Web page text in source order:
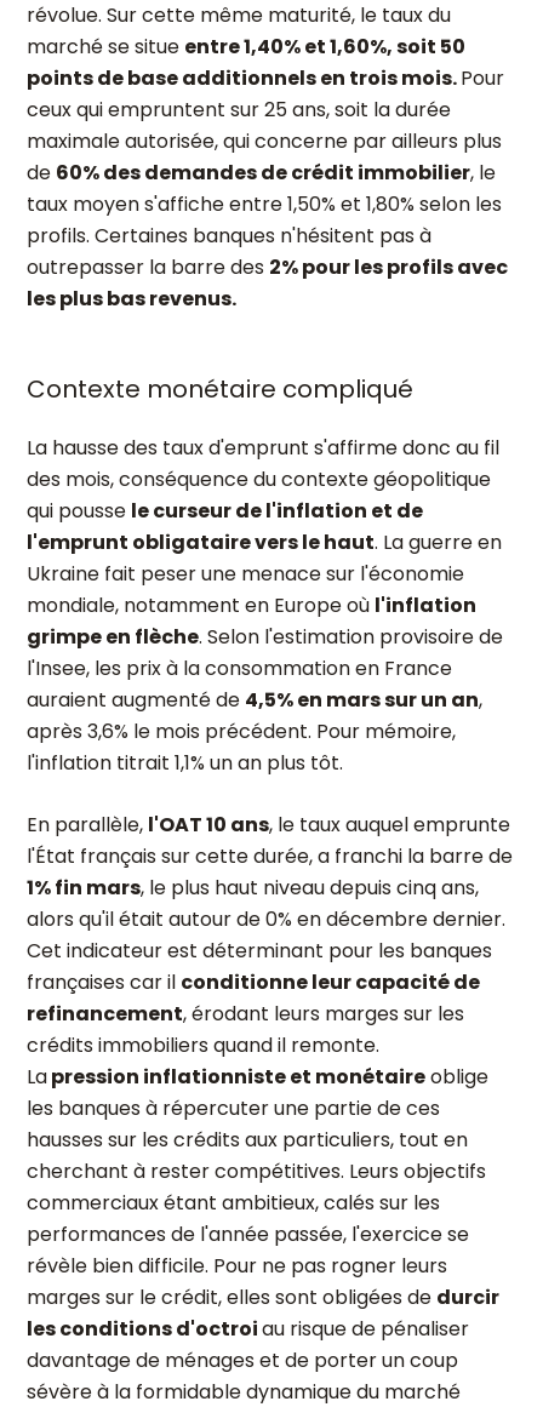
révolue. Sur cette même maturité, le taux du
marché se situe entre 1,40% et 1,60%, soit 50
points de base additionnels en trois mois.Pour
ceux qui empruntent sur 25 ans, soit la durée
maximale autorisée, qui concerne par ailleurs plus
de 60% des demandes de crédit immobilier, le
taux moyen s'affiche entre 1,50% et 1,80% selon les
profils. Certaines banques n'hésitent pas à
outrepasser la barre des 2% pour les profils avec
les plus bas revenus.
Contexte monétaire compliqué
La hausse des taux d'emprunt s'affirme donc au fil
des mois, conséquence du contexte géopolitique
qui pousse le curseur de l'inflation et de
l'emprunt obligataire vers le haut. La guerre en
Ukraine fait peser une menace sur l'économie
mondiale, notamment en Europe où l'inflation
grimpe en flèche. Selon l'estimation provisoire de
l'Insee, les prix à la consommation en France
auraient augmenté de 4,5% en mars sur un an,
après 3,6% le mois précédent. Pour mémoire,
l'inflation titrait 1,1% un an plus tôt.
En parallèle, l'OAT 10 ans, le taux auquel emprunte
l'État français sur cette durée, a franchi la barre de
1% fin mars, le plus haut niveau depuis cinq ans,
alors qu'il était autour de 0% en décembre dernier.
Cet indicateur est déterminant pour les banques
françaises car il conditionne leur capacité de
refinancement, érodant leurs marges sur les
crédits immobiliers quand il remonte.
Lapression inflationniste et monétaireoblige
les banques à répercuter une partie de ces
hausses sur les crédits aux particuliers, tout en
cherchant à rester compétitives. Leurs objectifs
commerciaux étant ambitieux, calés sur les
performances de l'année passée, l'exercice se
révèle bien difficile. Pour ne pas rogner leurs
marges sur le crédit, elles sont obligées de durcir
les conditions d'octroiau risque de pénaliser
davantage de ménages et de porter un coup
sévère à la formidable dynamique du marché